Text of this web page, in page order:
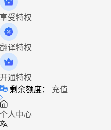
享受特权
翻译特权
开通特权
剩余额度：
充值
个人中心